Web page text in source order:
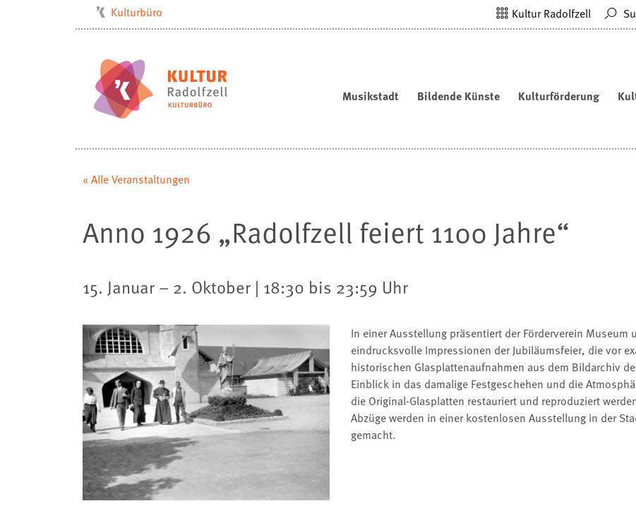
Kulturbüro
Musikschule
Stadtarchiv
Stadtmuseum
Radolfzell1200
Kultur Radolfzell
Musikstadt Bildende Künste Kulturförderung
« Alle Veranstaltungen
Anno 1926 „Radolfzell feiert 1100 Jahre“
15. Januar – 2. Oktober | 18:30 bis 23:59 Uhr
In einer Ausstellung präsentiert der Förderverein Museum
eindrucksvolle Impressionen der Jubiläumsfeier, die vor
historischen Glasplattenaufnahmen aus dem Bildarchiv
Einblick in das damalige Festgeschehen und die
die Original-Glasplatten restauriert und reproduziert
Abzüge werden in einer kostenlosen Ausstellung in der
gemacht.